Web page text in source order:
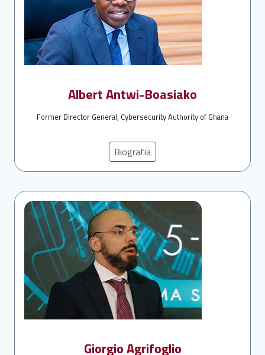
Albert Antwi-Boasiako
Former Director General, Cybersecurity Authority of Ghana
Biografia
Giorgio Agrifoglio